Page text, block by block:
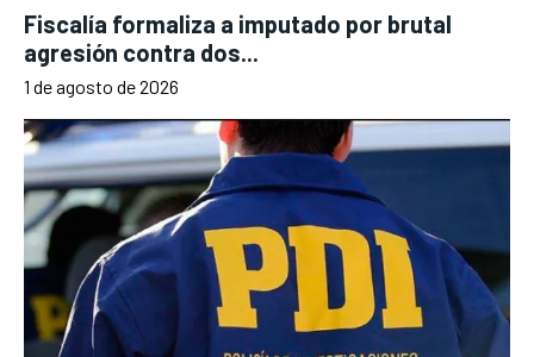
Fiscalía formaliza a imputado por brutal
agresión contra dos...
1 de agosto de 2026